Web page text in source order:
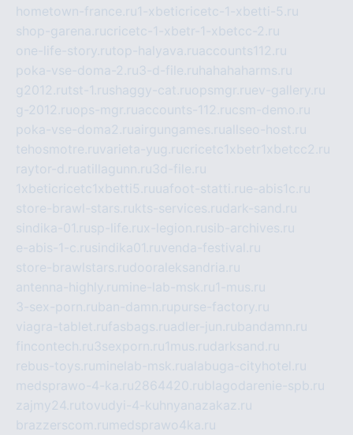
hometown-france.ru1-xbeticricetc-1-xbetti-5.ru
shop-garena.rucricetc-1-xbetr-1-xbetcc-2.ru
one-life-story.rutop-halyava.ruaccounts112.ru
poka-vse-doma-2.ru3-d-file.ru hahahaharms.ru
g2012.rutst-1.rushaggy-cat.ruopsmgr.ruev-gallery.ru
g-2012.ruops-mgr.ruaccounts-112.rucsm-demo.ru
poka-vse-doma2.ruairgungames.ruallseo-host.ru
tehosmotre.ruvarieta-yug.rucricetc1xbetr1xbetcc2.ru
raytor-d.ruatillagunn.ru3d-file.ru
1xbeticricetc1xbetti5.ruuafoot-statti.rue-abis1c.ru
store-brawl-stars.rukts-services.rudark-sand.ru
sindika-01.rusp-life.rux-legion.rusib-archives.ru
e-abis-1-c.rusindika01.ruvenda-festival.ru
store-brawlstars.rudooraleksandria.ru
antenna-highly.ru mine-lab-msk.ru1-mus.ru
3-sex-porn.ruban-damn.rupurse-factory.ru
viagra-tablet.rufasbags.ruadler-jun.rubandamn.ru
fincontech.ru3sexporn.ru1mus.rudarksand.ru
rebus-toys.ru minelab-msk.rualabuga-cityhotel.ru
medsprawo-4-ka.ru2864420.rublagodarenie-spb.ru
zajmy24.rutovudyi-4-kuhnyanazakaz.ru
brazzerscom.ru medsprawo4ka.ru